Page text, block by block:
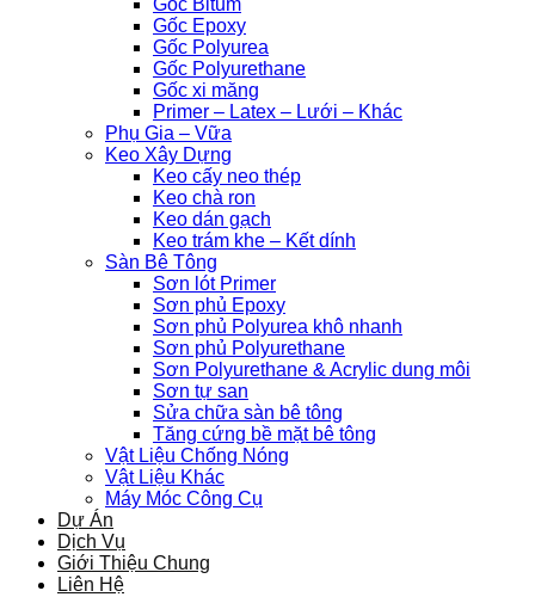
Gốc Bitum
Gốc Epoxy
Gốc Polyurea
Gốc Polyurethane
Gốc xi măng
Primer – Latex – Lưới – Khác
Phụ Gia – Vữa
Keo Xây Dựng
Keo cấy neo thép
Keo chà ron
Keo dán gạch
Keo trám khe – Kết dính
Sàn Bê Tông
Sơn lót Primer
Sơn phủ Epoxy
Sơn phủ Polyurea khô nhanh
Sơn phủ Polyurethane
Sơn Polyurethane & Acrylic dung môi
Sơn tự san
Sửa chữa sàn bê tông
Tăng cứng bề mặt bê tông
Vật Liệu Chống Nóng
Vật Liệu Khác
Máy Móc Công Cụ
Dự Án
Dịch Vụ
Giới Thiệu Chung
Liên Hệ